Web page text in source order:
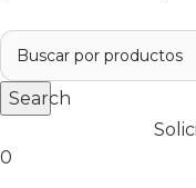
Search
0